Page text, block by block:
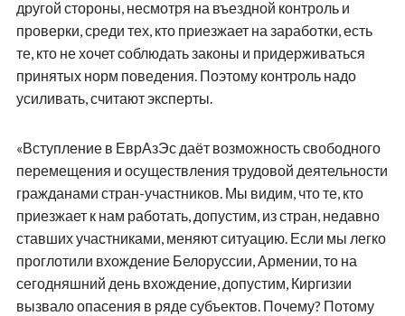
другой стороны, несмотря на въездной контроль и
проверки, среди тех, кто приезжает на заработки, есть
те, кто не хочет соблюдать законы и придерживаться
принятых норм поведения. Поэтому контроль надо
усиливать, считают эксперты.
«Вступление в ЕврАзЭс даёт возможность свободного
перемещения и осуществления трудовой деятельности
гражданами стран-участников. Мы видим, что те, кто
приезжает к нам работать, допустим, из стран, недавно
ставших участниками, меняют ситуацию. Если мы легко
проглотили вхождение Белоруссии, Армении, то на
сегодняшний день вхождение, допустим, Киргизии
вызвало опасения в ряде субъектов. Почему? Потому